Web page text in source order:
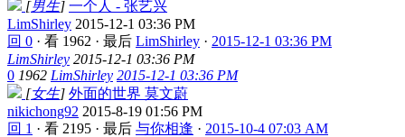
[男生] 一个人 - 张艺兴
LimShirley 2015-12-1 03:36 PM
回 0 · 看 1962 · 最后 LimShirley · 2015-12-1 03:36 PM
LimShirley 2015-12-1 03:36 PM
0 1962 LimShirley 2015-12-1 03:36 PM
[女生] 外面的世界 莫文蔚
nikichong92 2015-8-19 01:56 PM
回 1 · 看 2195 · 最后 与你相逢 · 2015-10-4 07:03 AM